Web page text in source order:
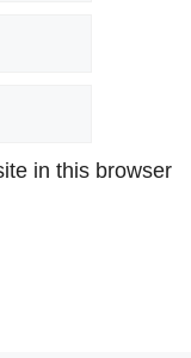
in this browser